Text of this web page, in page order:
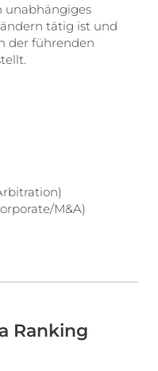
unabhängiges
tätig ist und
der führenden
M&A)
Ranking